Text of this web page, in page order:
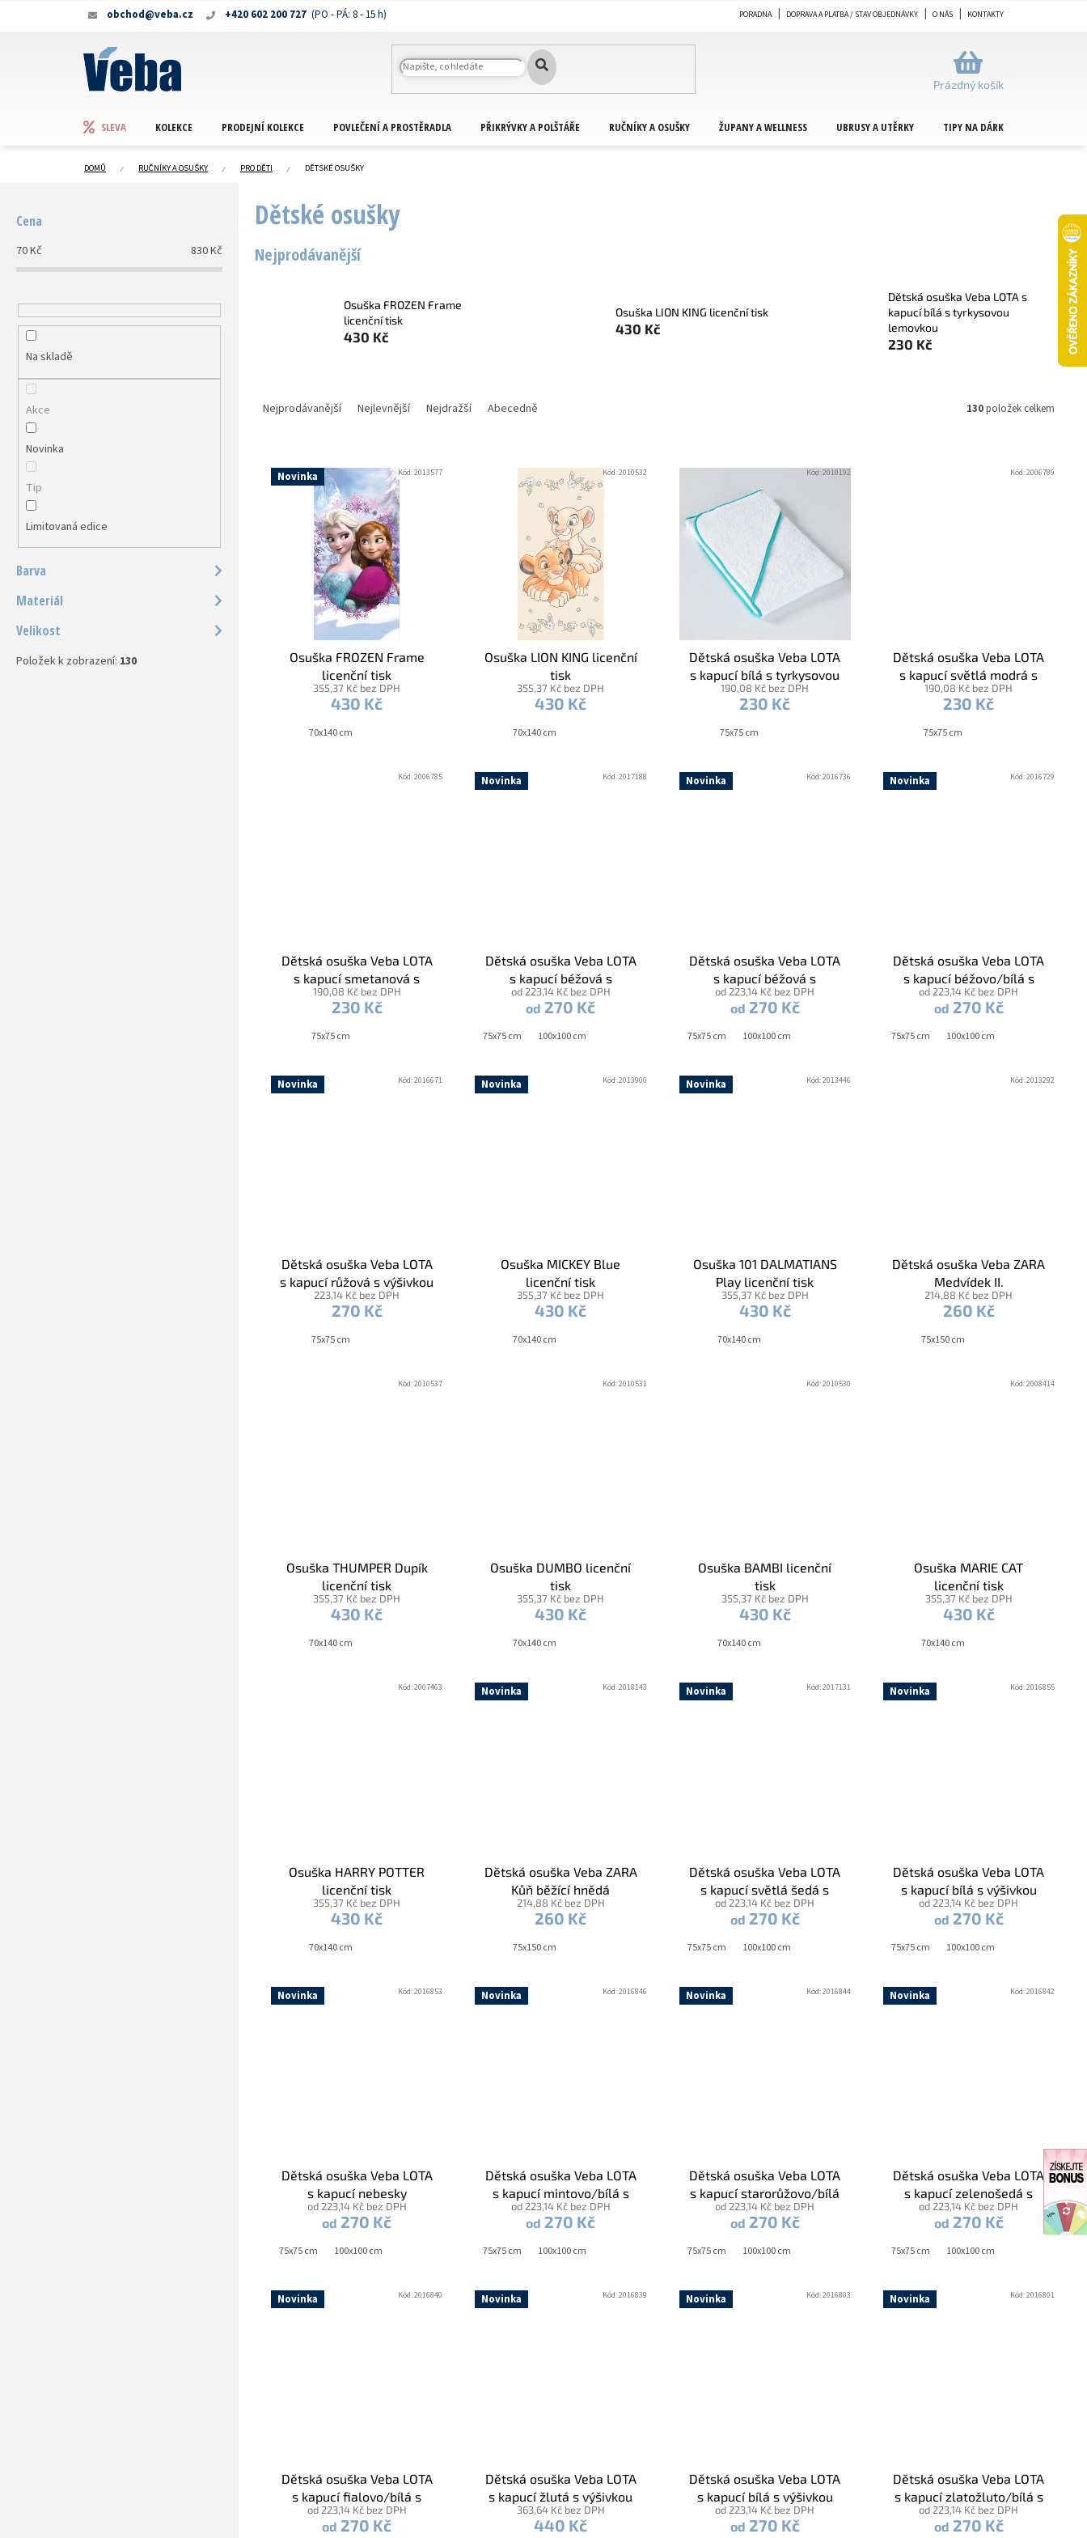
+420 602 200 727
obchod@veba.cz PORADNA DOPRAVA A PLATBA / STAV OBJEDNÁVKY O NÁS KONTAKTY
NÁKUPNÍ
KOŠÍK
Prázdný košík
SLEVA KOLEKCE PRODEJNÍ KOLEKCE POVLEČENÍ A PROSTĚRADLA PŘIKRÝVKY A POLŠTÁŘE RUČNÍKY A OSUŠKY ŽUPANY A WELLNESS UBRUSY A UTĚRKY TIPY NA DÁRKY
DOMŮ RUČNÍKY A OSUŠKY PRO DĚTI DĚTSKÉ OSUŠKY
Cena
70Kč 830Kč
Na skladě
Akce
Novinka
Tip
Limitovaná edice
Barva
Materiál
Velikost
Položek k zobrazení: 130
Dětské osušky
Nejprodávanější
Osuška FROZEN Frame
licenční tisk
430 Kč
Osuška LION KING licenční tisk
430 Kč
Dětská osuška Veba LOTA s
kapucí bílá s tyrkysovou
lemovkou
230 Kč
Nejprodávanější Nejlevnější Nejdražší Abecedně 130položek celkem
Novinka
Osuška FROZEN Frame
licenční tisk
355,37 Kč bez DPH
430 Kč
70x140 cm
Kód:2013577
Osuška LION KING licenční
tisk
355,37 Kč bez DPH
430 Kč
70x140 cm
Kód:2010532
Dětská osuška Veba LOTA
s kapucí bílá s tyrkysovou
lemovkou
190,08 Kč bez DPH
230 Kč
75x75 cm
Kód:2010192
Dětská osuška Veba LOTA
s kapucí světlá modrá s
tmavě modrou lemovkou
190,08 Kč bez DPH
230 Kč
75x75 cm
Kód:2006789
Dětská osuška Veba LOTA
s kapucí smetanová s
modrou lemovkou
190,08 Kč bez DPH
230 Kč
75x75 cm
Kód:2006785 Novinka
Dětská osuška Veba LOTA
s kapucí béžová s
výšivkou Huňatý beránek
natur lemovka
od 223,14 Kč bez DPH
od 270 Kč
75x75 cm 100x100 cm
Kód:2017188 Novinka
Dětská osuška Veba LOTA
s kapucí béžová s
výšivkou Zajíček mazlíček
béžová lemovka
od 223,14 Kč bez DPH
od 270 Kč
75x75 cm 100x100 cm
Kód:2016736 Novinka
Dětská osuška Veba LOTA
s kapucí béžovo/bílá s
výšivkou Kamarádi z lesa
bílá lemovka
od 223,14 Kč bez DPH
od 270 Kč
75x75 cm 100x100 cm
Kód:2016729
Novinka
Dětská osuška Veba LOTA
s kapucí růžová s výšivkou
Zvědavý zajíček šedá
lemovka
223,14 Kč bez DPH
270 Kč
75x75 cm
Kód:2016671 Novinka
Osuška MICKEY Blue
licenční tisk
355,37 Kč bez DPH
430 Kč
70x140 cm
Kód:2013900 Novinka
Osuška 101 DALMATIANS
Play licenční tisk
355,37 Kč bez DPH
430 Kč
70x140 cm
Kód:2013446
Dětská osuška Veba ZARA
Medvídek II.
214,88 Kč bez DPH
260 Kč
75x150 cm
Kód:2013292
Osuška THUMPER Dupík
licenční tisk
355,37 Kč bez DPH
430 Kč
70x140 cm
Kód:2010537
Osuška DUMBO licenční
tisk
355,37 Kč bez DPH
430 Kč
70x140 cm
Kód:2010531
Osuška BAMBI licenční
tisk
355,37 Kč bez DPH
430 Kč
70x140 cm
Kód:2010530
Osuška MARIE CAT
licenční tisk
355,37 Kč bez DPH
430 Kč
70x140 cm
Kód:2008414
Osuška HARRY POTTER
licenční tisk
355,37 Kč bez DPH
430 Kč
70x140 cm
Kód:2007463 Novinka
Dětská osuška Veba ZARA
Kůň běžící hnědá
214,88 Kč bez DPH
260 Kč
75x150 cm
Kód:2018143 Novinka
Dětská osuška Veba LOTA
s kapucí světlá šedá s
výšivkou Sluníčko zlatá
lemovka
od 223,14 Kč bez DPH
od 270 Kč
75x75 cm 100x100 cm
Kód:2017131 Novinka
Dětská osuška Veba LOTA
s kapucí bílá s výšivkou
Sluníčko žlutá lemovka
od 223,14 Kč bez DPH
od 270 Kč
75x75 cm 100x100 cm
Kód:2016855
Novinka
Dětská osuška Veba LOTA
s kapucí nebesky
modro/bílá s výšivkou
Sluníčko bílá lemovka
od 223,14 Kč bez DPH
od 270 Kč
75x75 cm 100x100 cm
Kód:2016853 Novinka
Dětská osuška Veba LOTA
s kapucí mintovo/bílá s
výšivkou Čapí pošta bílá
lemovka
od 223,14 Kč bez DPH
od 270 Kč
75x75 cm 100x100 cm
Kód:2016846 Novinka
Dětská osuška Veba LOTA
s kapucí starorůžovo/bílá
s výšivkou Čapí pošta bílá
lemovka
od 223,14 Kč bez DPH
od 270 Kč
75x75 cm 100x100 cm
Kód:2016844 Novinka
Dětská osuška Veba LOTA
s kapucí zelenošedá s
výšivkou Čapí pošta bílá
lemovka
od 223,14 Kč bez DPH
od 270 Kč
75x75 cm 100x100 cm
Kód:2016842
Novinka
Dětská osuška Veba LOTA
s kapucí fialovo/bílá s
výšivkou Čapí pošta bílá
lemovka
od 223,14 Kč bez DPH
od 270 Kč
Kód:2016840 Novinka
Dětská osuška Veba LOTA
s kapucí žlutá s výšivkou
Čapí pošta bílá lemovka
363,64 Kč bez DPH
440 Kč
Kód:2016839 Novinka
Dětská osuška Veba LOTA
s kapucí bílá s výšivkou
Tygřík okrová lemovka
od 223,14 Kč bez DPH
od 270 Kč
Kód:2016803 Novinka
Dětská osuška Veba LOTA
s kapucí zlatožluto/bílá s
výšivkou Tygřík zlatá
lemovka
od 223,14 Kč bez DPH
od 270 Kč
Kód:2016801